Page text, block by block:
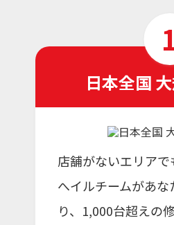
日本全国
店舗がないエリア
へイルチームがあ
り、1,000台超えの